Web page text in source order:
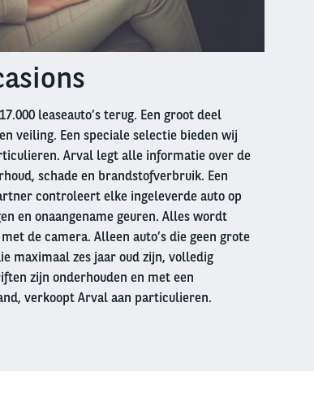
leaseauto’s terug. Een groot deel
veiling. Een speciale selectie bieden wij
Arval legt alle informatie over de
schade en brandstofverbruik. Een
controleert elke ingeleverde auto op
en onaangename geuren. Alles wordt
de camera. Alleen auto’s die geen grote
maximaal zes jaar oud zijn, volledig
zijn onderhouden en met een
verkoopt Arval aan particulieren.